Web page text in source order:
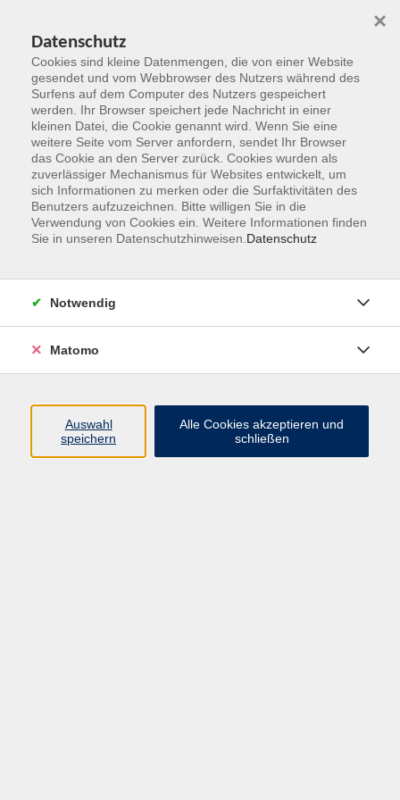
Zum Hauptinhalt springen
Der Kurs konnte nicht gefunden werden.
Erich-Kästner-Str. 5
65232 Taunusstein
info@vhs-rtk.de
Tel: 06128-92770
Datenschutz
Cookies sind kleine Datenmengen, die von einer Website
gesendet und vom Webbrowser des Nutzers während des
Surfens auf dem Computer des Nutzers gespeichert
werden. Ihr Browser speichert jede Nachricht in einer
kleinen Datei, die Cookie genannt wird. Wenn Sie eine
weitere Seite vom Server anfordern, sendet Ihr Browser
das Cookie an den Server zurück. Cookies wurden als
zuverlässiger Mechanismus für Websites entwickelt, um
sich Informationen zu merken oder die Surfaktivitäten des
Benutzers aufzuzeichnen. Bitte willigen Sie in die
Verwendung von Cookies ein. Weitere Informationen finden
Sie in unseren Datenschutzhinweisen. Datenschutz
×
Notwendig
Matomo
Auswahl
speichern
Alle Cookies akzeptieren und
schließen